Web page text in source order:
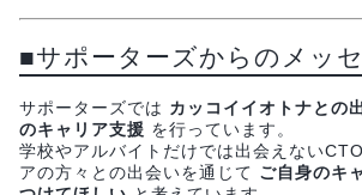
■サポーターズからのメッ
サポーターズでは カッコイイオトナとの
のキャリア支援 を行っています。
学校やアルバイトだけでは出会えない
アの方々との出会いを通じて ご自身のキ